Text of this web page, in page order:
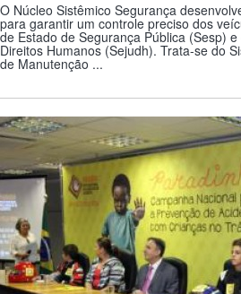
O Núcleo Sistêmico Segurança
para garantir um controle preciso dos
de Estado de Segurança Pública (Sesp)
Direitos Humanos (Sejudh). Trata-se do
de Manutenção ...